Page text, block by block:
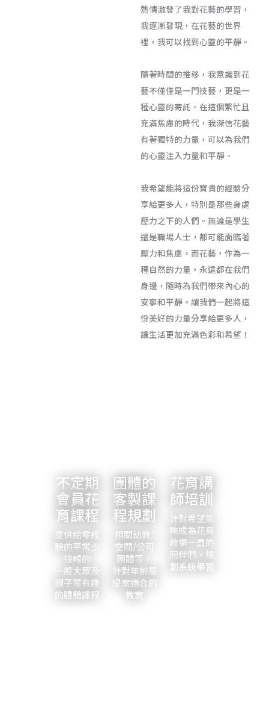
熱情激發了我對花藝的學習，
我逐漸發現，在花藝的世界
裡，我可以找到心靈的平靜。
隨著時間的推移，我意識到花
藝不僅僅是一門技藝，更是一
種心靈的寄託。在這個繁忙且
充滿焦慮的時代，我深信花藝
有著獨特的力量，可以為我們
的心靈注入力量和平靜。
我希望能將這份寶貴的經驗分
享給更多人，特別是那些身處
壓力之下的人們。無論是學生
還是職場人士，都可能面臨著
壓力和焦慮。而花藝，作為一
種自然的力量，永遠都在我們
身邊，隨時為我們帶來內心的
安寧和平靜。讓我們一起將這
份美好的力量分享給更多人，
讓生活更加充滿色彩和希望！
不定期
會員花
育課程
提供給零經
驗的平常少
接觸的
一般大眾及
親子等有趣
的體驗課程
團體的
客製課
程規劃
相關幼教/
空間/公司
團體等，
針對年齡層
提案適合的
教案
花育講
師培訓
針對希望能
夠成為花育
教學一員的
同伴們，規
劃系統學習